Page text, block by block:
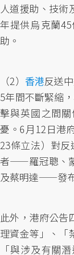
人道援助、技術
年提供烏克蘭
助。
（2） 香港反送
5年間不斷緊縮
擊與英國之間
憂。6月12日港
23條立法）對
者——羅冠聰、
及蔡明達——發
此外，港府公告
理資金等」、「
「與涉及有關